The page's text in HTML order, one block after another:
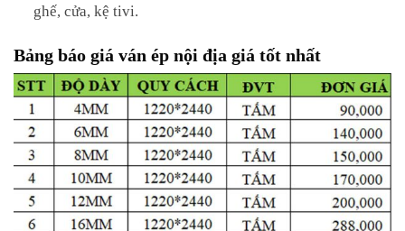
ghế, cửa, kệ tivi.
Bảng báo giá ván ép nội địa giá tốt nhất